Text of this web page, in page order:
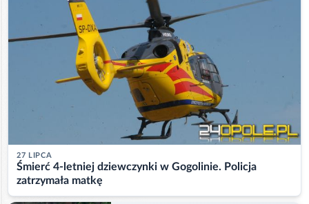
27 LIPCA
Śmierć 4-letniej dziewczynki w Gogolinie. Policja
zatrzymała matkę